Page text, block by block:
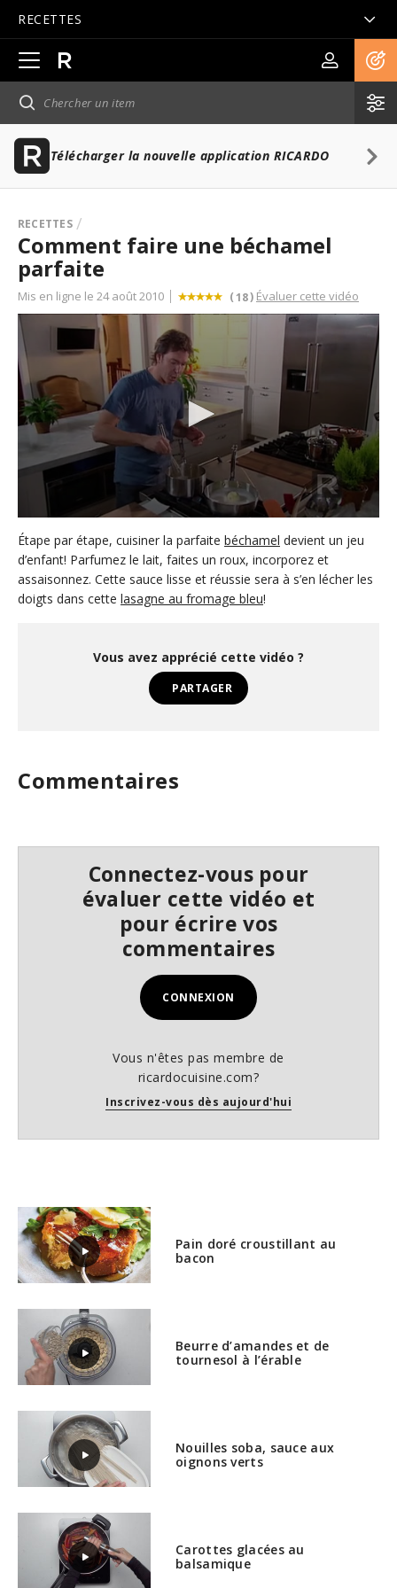
RECETTES
Ouvrir
la
navigation
principale
Télécharger la nouvelle application RICARDO
RECETTES
Comment faire une béchamel
parfaite
Mis en ligne le 24 août 2010 (18) Évaluer cette vidéo
s
e
c
o
n
d
4
0
o
Étape par étape, cuisiner la parfaite béchamel devient un jeu
d’enfant! Parfumez le lait, faites un roux, incorporez et
assaisonnez. Cette sauce lisse et réussie sera à s’en lécher les
doigts dans cette lasagne au fromage bleu!
Vous avez apprécié cette vidéo ?
PARTAGER
Commentaires
Connectez-vous pour
évaluer cette vidéo et
pour écrire vos
commentaires
CONNEXION
Vous n'êtes pas membre de
ricardocuisine.com?
Inscrivez-vous dès aujourd'hui
Pain doré croustillant au
bacon
Beurre d’amandes et de
tournesol à l’érable
Nouilles soba, sauce aux
oignons verts
Carottes glacées au
balsamique